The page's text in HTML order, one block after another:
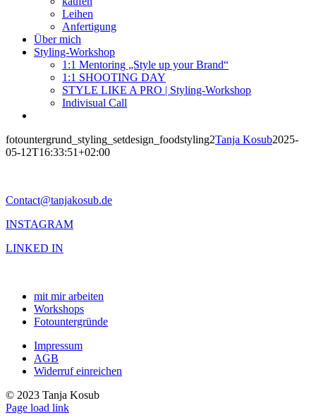
Leihen
Anfertigung
Über mich
Styling-Workshop
1:1 Mentoring „Style up your Brand“
1:1 SHOOTING DAY
STYLE LIKE A PRO | Styling-Workshop
Indivisual Call
fotountergrund_styling_setdesign_foodstyling2Tanja Kosub2025-
05-12T16:33:51+02:00
Contact@tanjakosub.de
INSTAGRAM
LINKED IN
mit mir arbeiten
Workshops
Fotountergründe
Impressum
AGB
Widerruf einreichen
© 2023 Tanja Kosub
Page load link